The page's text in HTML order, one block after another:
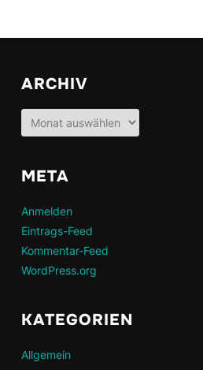
ARCHIV
Archiv
META
Anmelden
Eintrags-Feed
Kommentar-Feed
WordPress.org
KATEGORIEN
Allgemein